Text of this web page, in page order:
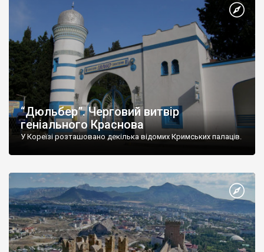
“Дюльбер”. Черговий витвір
геніального Краснова
У Кореїзі розташовано декілька відомих Кримських палаців.